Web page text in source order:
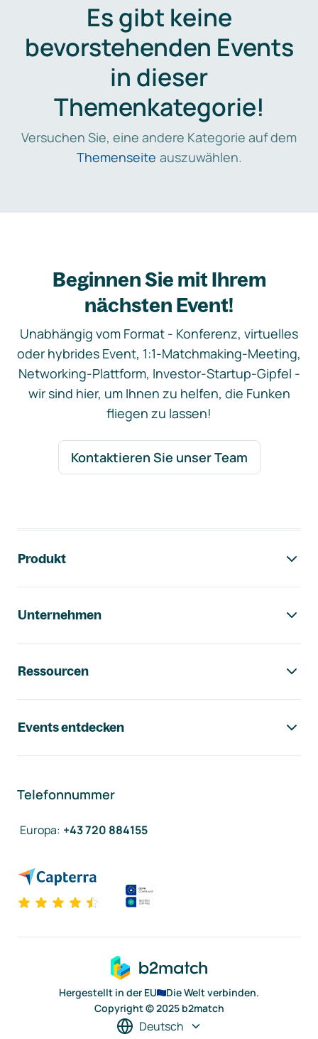
Es gibt keine
bevorstehenden Events
in dieser
Themenkategorie!
Versuchen Sie, eine andere Kategorie auf dem
Themenseite auszuwählen.
Beginnen Sie mit Ihrem
nächsten Event!
Unabhängig vom Format - Konferenz, virtuelles
oder hybrides Event, 1:1-Matchmaking-Meeting,
Networking-Plattform, Investor-Startup-Gipfel -
wir sind hier, um Ihnen zu helfen, die Funken
fliegen zu lassen!
Kontaktieren Sie unser Team
Produkt
Unternehmen
Ressourcen
Events entdecken
Telefonnummer
Europa: +43 720 884155
Hergestellt in der EU
Die Welt verbinden.
Copyright © 2025 b2match
Deutsch